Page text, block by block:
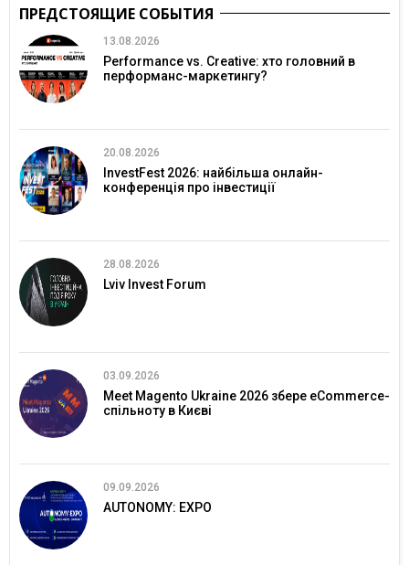
ПРЕДСТОЯЩИЕ СОБЫТИЯ
13.08.2026
Performance vs. Creative: хто головний в
перформанс-маркетингу?
20.08.2026
InvestFest 2026: найбільша онлайн-
конференція про інвестиції
28.08.2026
Lviv Invest Forum
03.09.2026
Meet Magento Ukraine 2026 збере eCommerce-
спільноту в Києві
09.09.2026
AUTONOMY: EXPO